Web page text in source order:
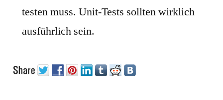
testen muss. Unit-Tests sollten wirklich
ausführlich sein.